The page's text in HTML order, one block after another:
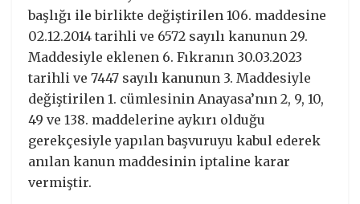
başlığı ile birlikte değiştirilen 106. maddesine
02.12.2014 tarihli ve 6572 sayılı kanunun 29.
Maddesiyle eklenen 6. Fıkranın 30.03.2023
tarihli ve 7447 sayılı kanunun 3. Maddesiyle
değiştirilen 1. cümlesinin Anayasa’nın 2, 9, 10,
49 ve 138. maddelerine aykırı olduğu
gerekçesiyle yapılan başvuruyu kabul ederek
anılan kanun maddesinin iptaline karar
vermiştir.